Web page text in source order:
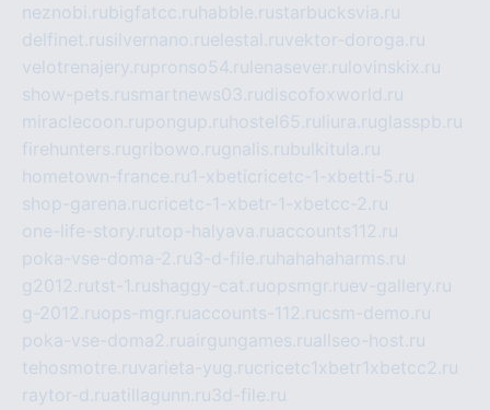
neznobi.rubigfatcc.ru habble.rustarbucksvia.ru
delfinet.rusilvernano.ruelestal.ruvektor-doroga.ru
velotrenajery.rupronso54.ru lenasever.ru lovinskix.ru
show-pets.rusmartnews03.rudiscofoxworld.ru
miraclecoon.rupongup.ru hostel65.ru liura.ruglasspb.ru
firehunters.rugribowo.rugnalis.rubulkitula.ru
hometown-france.ru1-xbeticricetc-1-xbetti-5.ru
shop-garena.rucricetc-1-xbetr-1-xbetcc-2.ru
one-life-story.rutop-halyava.ruaccounts112.ru
poka-vse-doma-2.ru3-d-file.ru hahahaharms.ru
g2012.rutst-1.rushaggy-cat.ruopsmgr.ruev-gallery.ru
g-2012.ruops-mgr.ruaccounts-112.rucsm-demo.ru
poka-vse-doma2.ruairgungames.ruallseo-host.ru
tehosmotre.ruvarieta-yug.rucricetc1xbetr1xbetcc2.ru
raytor-d.ruatillagunn.ru3d-file.ru